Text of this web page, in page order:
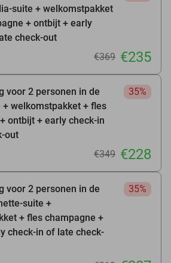
suite + welkomstpakket
+ ontbijt + early
check-out
€369 €235
voor 2 personen in de
+ welkomstpakket + fles
ontbijt + early check-in
out
35%
€349 €228
voor 2 personen in de
suite +
+ fles champagne +
check-in of late check-
35%